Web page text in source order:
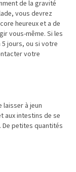
de la gravité
vous devrez
heureux et a de
vous-même. Si les
jours, ou si votre
votre
laisser à jeun
aux intestins de se
petites quantités